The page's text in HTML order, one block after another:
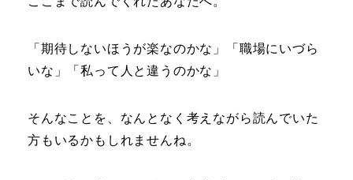
「期待しないほうが楽なのかな」「職場にいづら
いな」「私って人と違うのかな」
そんなことを、なんとなく考えながら読んでいた
方もいるかもしれませんね。